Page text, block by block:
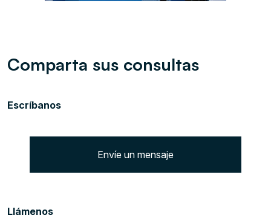
Comparta sus consultas
Escríbanos
Envíe un mensaje
Llámenos